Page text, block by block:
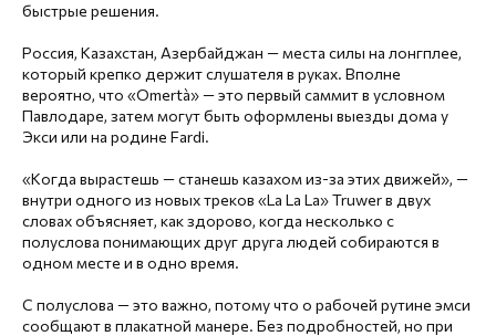
быстрые решения.
Россия, Казахстан, Азербайджан — места силы на лонгплее,
который крепко держит слушателя в руках. Вполне
вероятно, что «Omertà» — это первый саммит в условном
Павлодаре, затем могут быть оформлены выезды дома у
Экси или на родине Fardi.
«Когда вырастешь — станешь казахом из-за этих движей», —
внутри одного из новых треков «La La La» Truwer в двух
словах объясняет, как здорово, когда несколько с
полуслова понимающих друг друга людей собираются в
одном месте и в одно время.
С полуслова — это важно, потому что о рабочей рутине эмси
сообщают в плакатной манере. Без подробностей, но при